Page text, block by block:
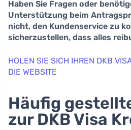
Haben Sie Fragen oder
Unterstützung beim
nicht, den Kundenservice zu
sicherzustellen, dass alles
HOLEN SIE SICH IHREN DKB
DIE WEBSITE
Häufig
zur DKB Visa